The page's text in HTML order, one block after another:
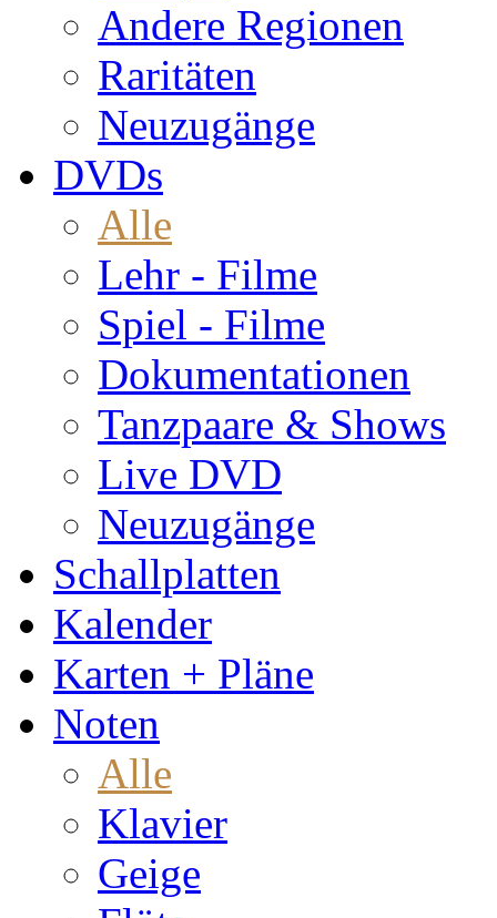
Andere Regionen
Raritäten
Neuzugänge
DVDs
Alle
Lehr - Filme
Spiel - Filme
Dokumentationen
Tanzpaare & Shows
Live DVD
Neuzugänge
Schallplatten
Kalender
Karten + Pläne
Noten
Alle
Klavier
Geige